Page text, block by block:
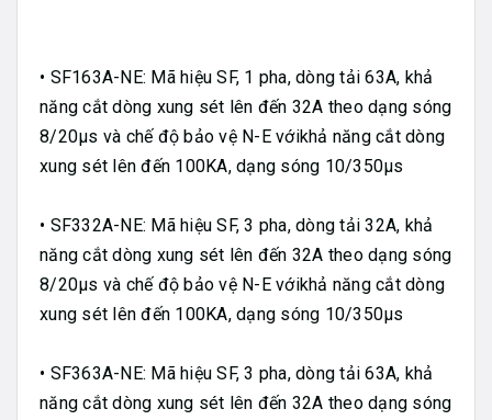
• SF163A-NE: Mã hiệu SF, 1 pha, dòng tải 63A, khả
năng cắt dòng xung sét lên đến 32A theo dạng sóng
8/20µs và chế độ bảo vệ N-E vớikhả năng cắt dòng
xung sét lên đến 100KA, dạng sóng 10/350µs
• SF332A-NE: Mã hiệu SF, 3 pha, dòng tải 32A, khả
năng cắt dòng xung sét lên đến 32A theo dạng sóng
8/20µs và chế độ bảo vệ N-E vớikhả năng cắt dòng
xung sét lên đến 100KA, dạng sóng 10/350µs
• SF363A-NE: Mã hiệu SF, 3 pha, dòng tải 63A, khả
năng cắt dòng xung sét lên đến 32A theo dạng sóng